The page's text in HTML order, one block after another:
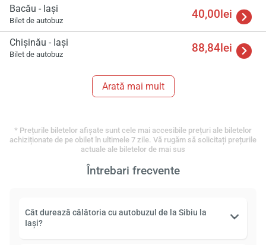
Bacău - Iași
Bilet de autobuz 40,00lei
Chișinău - Iași
Bilet de autobuz 88,84lei
Arată mai mult
* Prețurile biletelor afișate sunt cele mai accesibile prețuri ale biletelor
achiziționate de pe obilet în ultimele 7 zile. Vă rugăm să solicitați prețurile
actuale ale biletelor de mai sus
Întrebari frecvente
Cât durează călătoria cu autobuzul de la Sibiu la
Iași?